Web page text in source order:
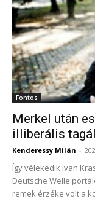
Fontos
Merkel után
illiberális
Kenderessy Milán -
Így vélekedik Ivan
Deutsche Welle
remek érzéke volt a